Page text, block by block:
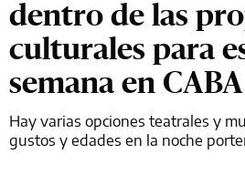
dentro de las
culturales para
semana en CABA
Hay varias opciones teatrales y
gustos y edades en la noche